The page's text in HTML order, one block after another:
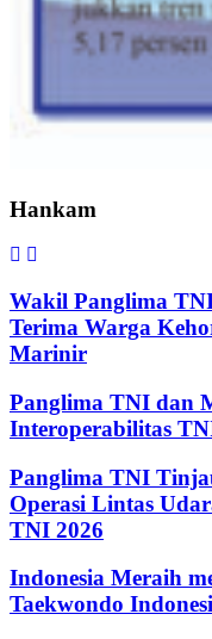
Hankam
Wakil Panglima
Terima Warga
Marinir
Panglima TNI dan
Interoperabilitas
Panglima TNI
Operasi Lintas
TNI 2026
Indonesia Meraih
Taekwondo